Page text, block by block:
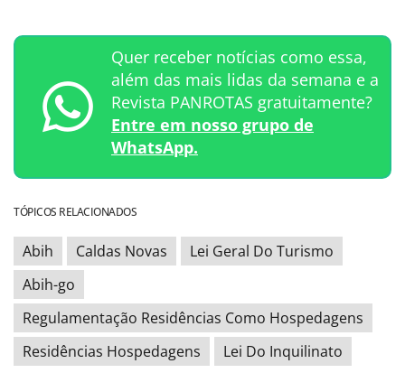
Quer receber notícias como essa,
além das mais lidas da semana e a
Revista PANROTAS gratuitamente?
Entre em nosso grupo de
WhatsApp.
TÓPICOS RELACIONADOS
Abih Caldas Novas
Lei Geral Do Turismo
Abih-go
Regulamentação Residências Como Hospedagens
Residências Hospedagens
Lei Do Inquilinato